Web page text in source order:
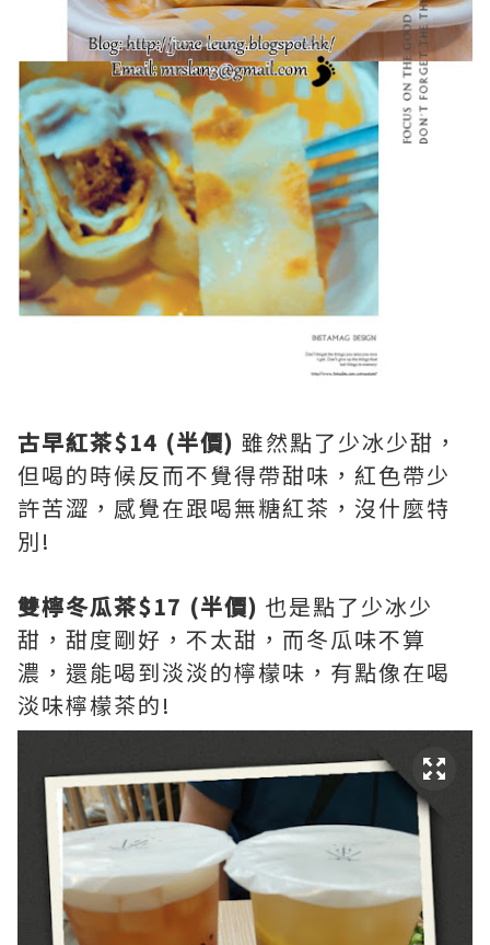
古早紅茶$14 (半價) 雖然點了少冰少甜，
但喝的時候反而不覺得帶甜味，紅色帶少
許苦澀，感覺在跟喝無糖紅茶，沒什麼特
別!
雙檸冬瓜茶$17 (半價) 也是點了少冰少
甜，甜度剛好，不太甜，而冬瓜味不算
濃，還能喝到淡淡的檸檬味，有點像在喝
淡味檸檬茶的!